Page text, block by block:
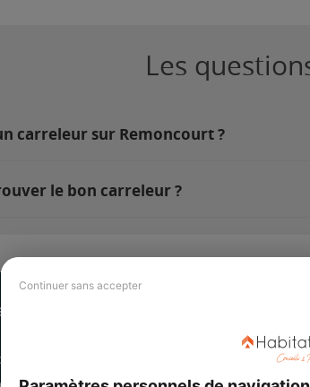
Continuer sans accepter
Les
carreleur sur Remoncourt ?
le bon carreleur ?
Pro
ça marche
Revue de presse